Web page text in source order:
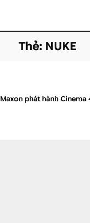
Thẻ: NUKE
Maxon phát hành Cinema